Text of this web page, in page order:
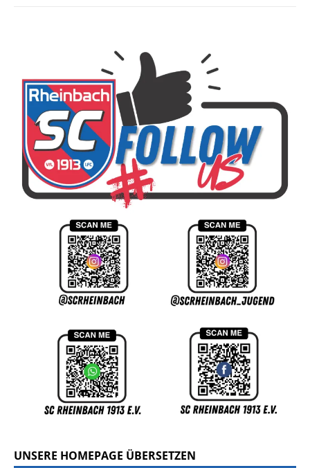
UNSERE HOMEPAGE ÜBERSETZEN